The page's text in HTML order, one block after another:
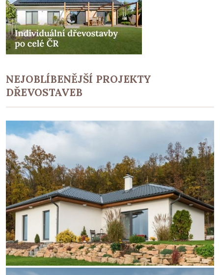
NEJOBLÍBENĚJŠÍ PROJEKTY
DŘEVOSTAVEB